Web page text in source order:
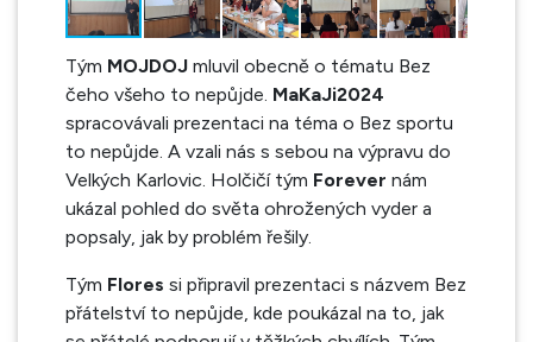
Tým MOJDOJ mluvil obecně o tématu Bez
čeho všeho to nepůjde. MaKaJi2024
spracovávali prezentaci na téma o Bez sportu
to nepůjde. A vzali nás s sebou na výpravu do
Velkých Karlovic. Holčičí tým Forever nám
ukázal pohled do světa ohrožených vyder a
popsaly, jak by problém řešily.
Tým Flores si připravil prezentaci s názvem Bez
přátelství to nepůjde, kde poukázal na to, jak